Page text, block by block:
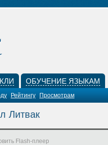
ОБУЧЕНИЕ ЯЗЫКАМ
Рейтингу Просмотрам
Литвак
Flash-плеер